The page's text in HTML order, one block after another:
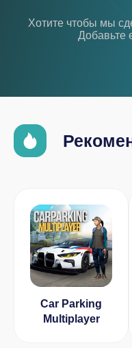
Хотите чтобы мы
Добавьте
Car Parking
Multiplayer